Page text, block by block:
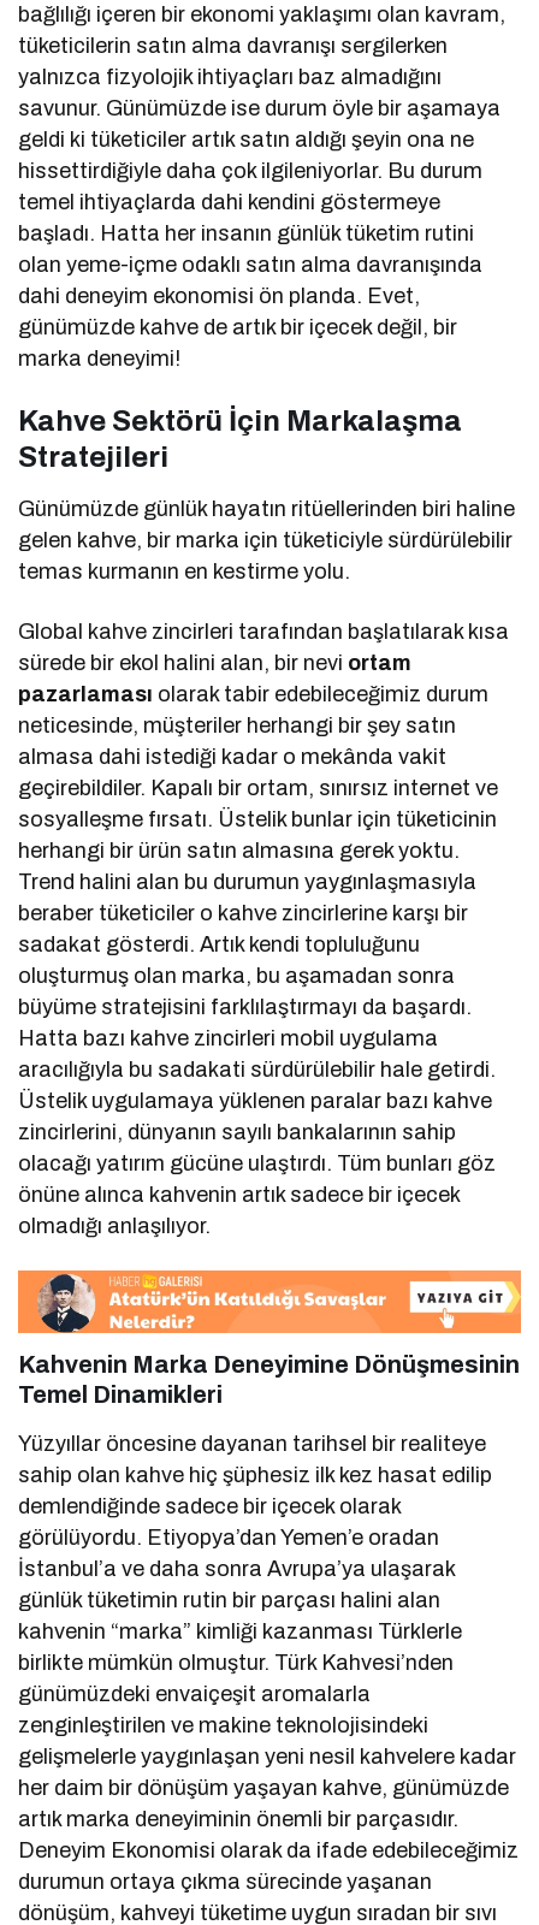
bağlılığı içeren bir ekonomi yaklaşımı olan kavram,
tüketicilerin satın alma davranışı sergilerken
yalnızca fizyolojik ihtiyaçları baz almadığını
savunur. Günümüzde ise durum öyle bir aşamaya
geldi ki tüketiciler artık satın aldığı şeyin ona ne
hissettirdiğiyle daha çok ilgileniyorlar. Bu durum
temel ihtiyaçlarda dahi kendini göstermeye
başladı. Hatta her insanın günlük tüketim rutini
olan yeme-içme odaklı satın alma davranışında
dahi deneyim ekonomisi ön planda. Evet,
günümüzde kahve de artık bir içecek değil, bir
marka deneyimi!
Kahve Sektörü İçin Markalaşma
Stratejileri
Günümüzde günlük hayatın ritüellerinden biri haline
gelen kahve, bir marka için tüketiciyle sürdürülebilir
temas kurmanın en kestirme yolu.
Global kahve zincirleri tarafından başlatılarak kısa
sürede bir ekol halini alan, bir nevi ortam
pazarlaması olarak tabir edebileceğimiz durum
neticesinde, müşteriler herhangi bir şey satın
almasa dahi istediği kadar o mekânda vakit
geçirebildiler. Kapalı bir ortam, sınırsız internet ve
sosyalleşme fırsatı. Üstelik bunlar için tüketicinin
herhangi bir ürün satın almasına gerek yoktu.
Trend halini alan bu durumun yaygınlaşmasıyla
beraber tüketiciler o kahve zincirlerine karşı bir
sadakat gösterdi. Artık kendi topluluğunu
oluşturmuş olan marka, bu aşamadan sonra
büyüme stratejisini farklılaştırmayı da başardı.
Hatta bazı kahve zincirleri mobil uygulama
aracılığıyla bu sadakati sürdürülebilir hale getirdi.
Üstelik uygulamaya yüklenen paralar bazı kahve
zincirlerini, dünyanın sayılı bankalarının sahip
olacağı yatırım gücüne ulaştırdı. Tüm bunları göz
önüne alınca kahvenin artık sadece bir içecek
olmadığı anlaşılıyor.
Kahvenin Marka Deneyimine Dönüşmesinin
Temel Dinamikleri
Yüzyıllar öncesine dayanan tarihsel bir realiteye
sahip olan kahve hiç şüphesiz ilk kez hasat edilip
demlendiğinde sadece bir içecek olarak
görülüyordu. Etiyopya’dan Yemen’e oradan
İstanbul’a ve daha sonra Avrupa’ya ulaşarak
günlük tüketimin rutin bir parçası halini alan
kahvenin “marka” kimliği kazanması Türklerle
birlikte mümkün olmuştur. Türk Kahvesi’nden
günümüzdeki envaiçeşit aromalarla
zenginleştirilen ve makine teknolojisindeki
gelişmelerle yaygınlaşan yeni nesil kahvelere kadar
her daim bir dönüşüm yaşayan kahve, günümüzde
artık marka deneyiminin önemli bir parçasıdır.
Deneyim Ekonomisi olarak da ifade edebileceğimiz
durumun ortaya çıkma sürecinde yaşanan
dönüşüm, kahveyi tüketime uygun sıradan bir sıvı